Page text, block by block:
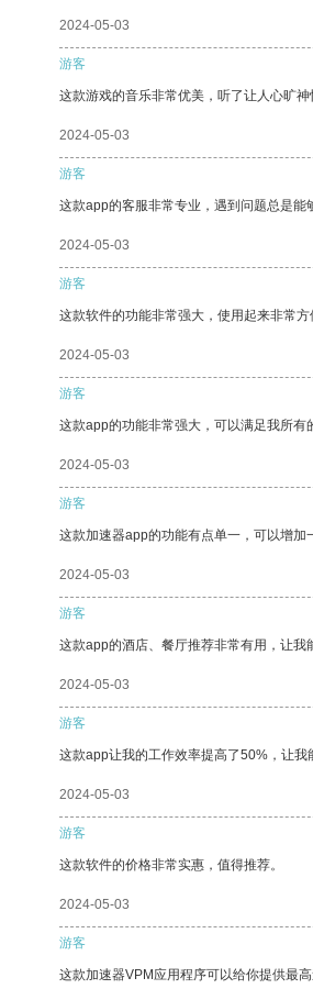
2024-05-03
游客
这款游戏的音乐非常优美，听了让人心旷神
2024-05-03
游客
这款app的客服非常专业，遇到问题总是能
2024-05-03
游客
这款软件的功能非常强大，使用起来非常方
2024-05-03
游客
这款app的功能非常强大，可以满足我所有
2024-05-03
游客
这款加速器app的功能有点单一，可以增加
2024-05-03
游客
这款app的酒店、餐厅推荐非常有用，让我
2024-05-03
游客
这款app让我的工作效率提高了50%，让我
2024-05-03
游客
这款软件的价格非常实惠，值得推荐。
2024-05-03
游客
这款加速器VPM应用程序可以给你提供最